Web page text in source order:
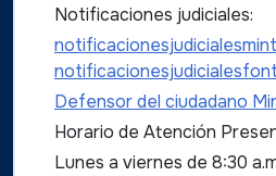
Notificaciones judiciales:
Defensor del ciudadano
Horario de Atención
Lunes a viernes de 8:30